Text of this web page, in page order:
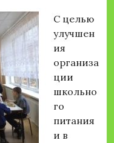
С целью
улучшен
ия
организа
ции
школьно
го
питания
и в